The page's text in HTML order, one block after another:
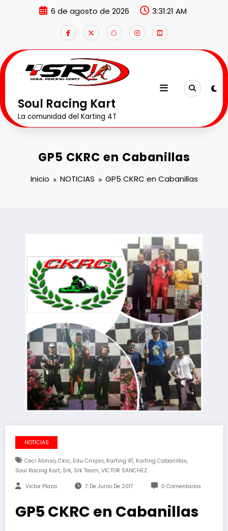
6 de agosto de 2026 3:31:21 AM
Soul Racing Kart
La comunidad del Karting 4T
​GP5 CKRC en Cabanillas
Inicio NOTICIAS ​GP5 CKRC en Cabanillas
NOTICIAS
Ceci Alonso, Ckrc, Edu Crispin, Karting 4T, Karting Cabanillas,
Soul Racing Kart, Srk, Srk Team, VICTOR SANCHEZ
Victor Plaza 7 De Junio De 2017 0 Comentarios
​GP5 CKRC en Cabanillas